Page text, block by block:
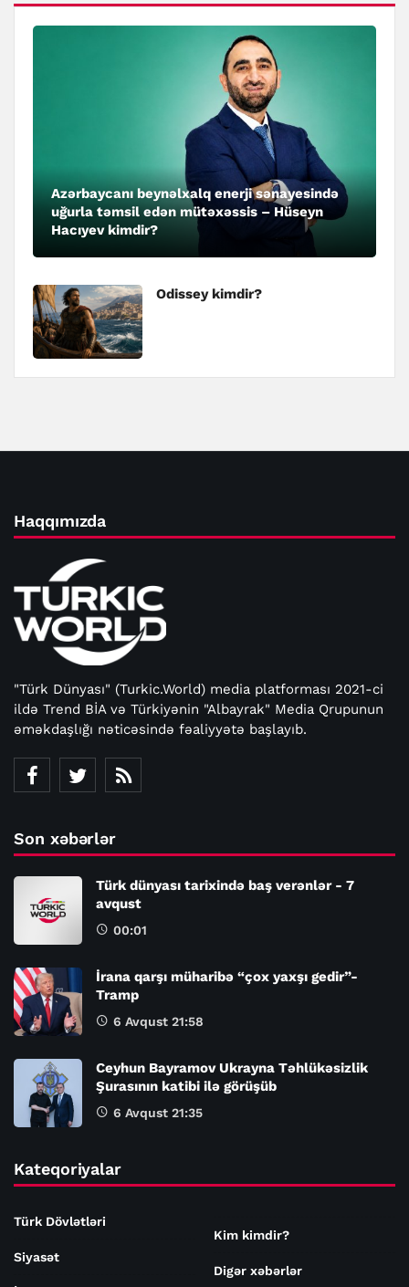
Azərbaycanı beynəlxalq enerji sənayesində
uğurla təmsil edən mütəxəssis – Hüseyn
Hacıyev kimdir?
Odissey kimdir?
Haqqımızda
"Türk Dünyası" (Turkic.World) media platforması 2021-ci
ildə Trend BİA və Türkiyənin "Albayrak" Media Qrupunun
əməkdaşlığı nəticəsində fəaliyyətə başlayıb.
Son xəbərlər
Türk dünyası tarixində baş verənlər - 7
avqust
00:01
İrana qarşı müharibə “çox yaxşı gedir”-
Tramp
6 Avqust 21:58
Ceyhun Bayramov Ukrayna Təhlükəsizlik
Şurasının katibi ilə görüşüb
6 Avqust 21:35
Kateqoriyalar
Türk Dövlətləri
Siyasət
Kim kimdir?
Digər xəbərlər